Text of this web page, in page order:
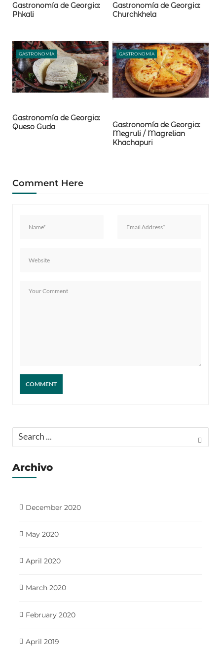
Gastronomía de Georgia:
Phkali
Gastronomía de Georgia:
Churchkhela
GASTRONOMÍA
Gastronomía de Georgia:
Queso Guda
GASTRONOMÍA
Gastronomía de Georgia:
Megruli / Magrelian
Khachapuri
Comment Here
Archivo
December 2020
May 2020
April 2020
March 2020
February 2020
April 2019